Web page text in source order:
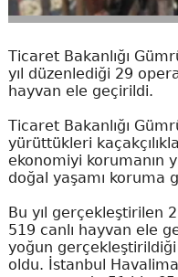
Ticaret Bakanlığı
yıl düzenlediği 29
hayvan ele geçirildi.
Ticaret Bakanlığı
yürüttükleri
ekonomiyi korumanın
doğal yaşamı koruma
Bu yıl gerçekleştirilen
519 canlı hayvan ele
yoğun
oldu. İstanbul